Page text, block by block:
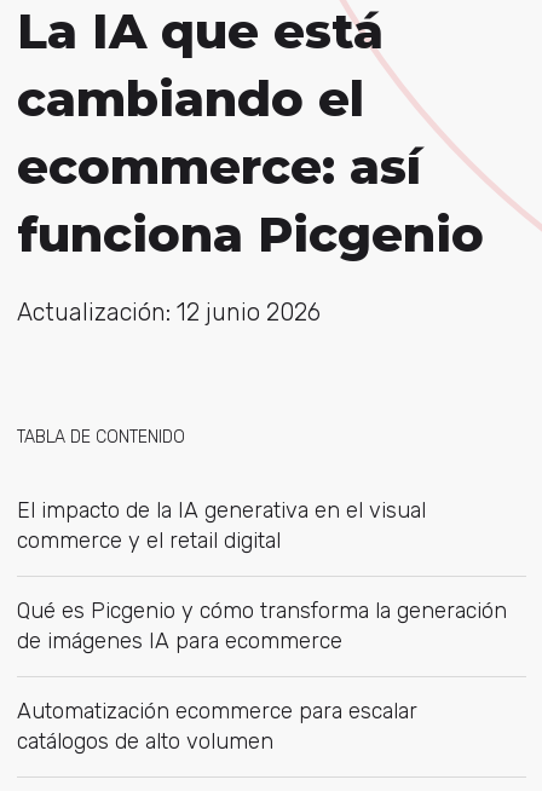
La IA que está
cambiando el
ecommerce: así
funciona Picgenio
Actualización: 12 junio 2026
TABLA DE CONTENIDO
El impacto de la IA generativa en el visual
commerce y el retail digital
Qué es Picgenio y cómo transforma la generación
de imágenes IA para ecommerce
Automatización ecommerce para escalar
catálogos de alto volumen